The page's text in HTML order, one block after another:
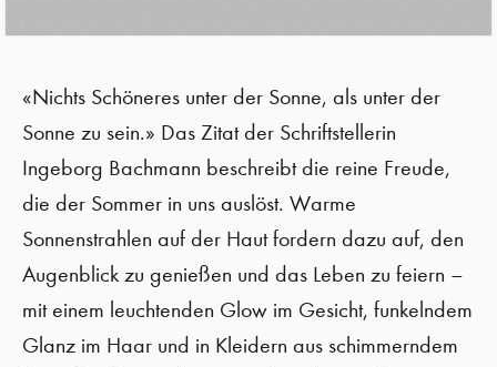
«Nichts Schöneres unter der Sonne, als unter der
Sonne zu sein.» Das Zitat der Schriftstellerin
Ingeborg Bachmann beschreibt die reine Freude,
die der Sommer in uns auslöst. Warme
Sonnenstrahlen auf der Haut fordern dazu auf, den
Augenblick zu genießen und das Leben zu feiern –
mit einem leuchtenden Glow im Gesicht, funkelndem
Glanz im Haar und in Kleidern aus schimmerndem